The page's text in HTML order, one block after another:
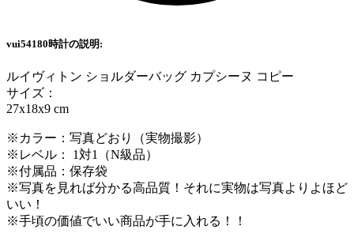
vui54180時計の説明:
ルイヴィトン ショルダーバッグ カプシーヌ コピー
サイズ：
27x18x9 cm
※カラー：写真どおり（実物撮影）
※レベル： 1対1（N級品）
※付属品：保存袋
※写真を見れば分かる高品質！それに実物は写真よりよほど
いい！
※手頃の価値でいい商品が手に入れる！！